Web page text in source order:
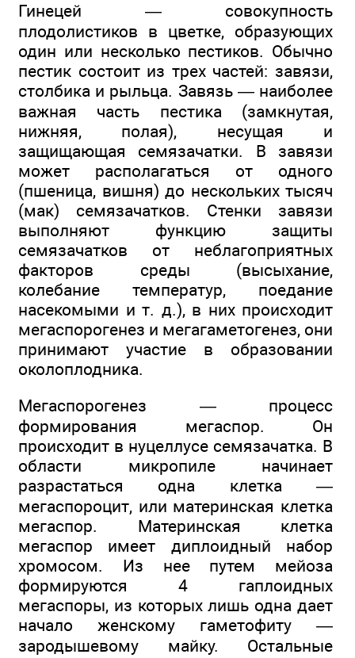
Гинецей — совокупность
плодолистиков в цветке, образующих
один или несколько пестиков. Обычно
пестик состоит из трех частей: завязи,
столбика и рыльца. Завязь — наиболее
важная часть пестика (замкнутая,
нижняя, полая), несущая и
защищающая семязачатки. В завязи
может располагаться от одного
(пшеница, вишня) до нескольких тысяч
(мак) семязачатков. Стенки завязи
выполняют функцию защиты
семязачатков от неблагоприятных
факторов среды (высыхание,
колебание температур, поедание
насекомыми и т. д.), в них происходит
мегаспорогенез и мегагаметогенез, они
принимают участие в образовании
околоплодника.
Мегаспорогенез — процесс
формирования мегаспор. Он
происходит в нуцеллусе семязачатка. В
области микропиле начинает
разрастаться одна клетка —
мегаспороцит, или материнская клетка
мегаспор. Материнская клетка
мегаспор имеет диплоидный набор
хромосом. Из нее путем мейоза
формируются 4 гаплоидных
мегаспоры, из которых лишь одна дает
начало женскому гаметофиту —
зародышевому майку. Остальные